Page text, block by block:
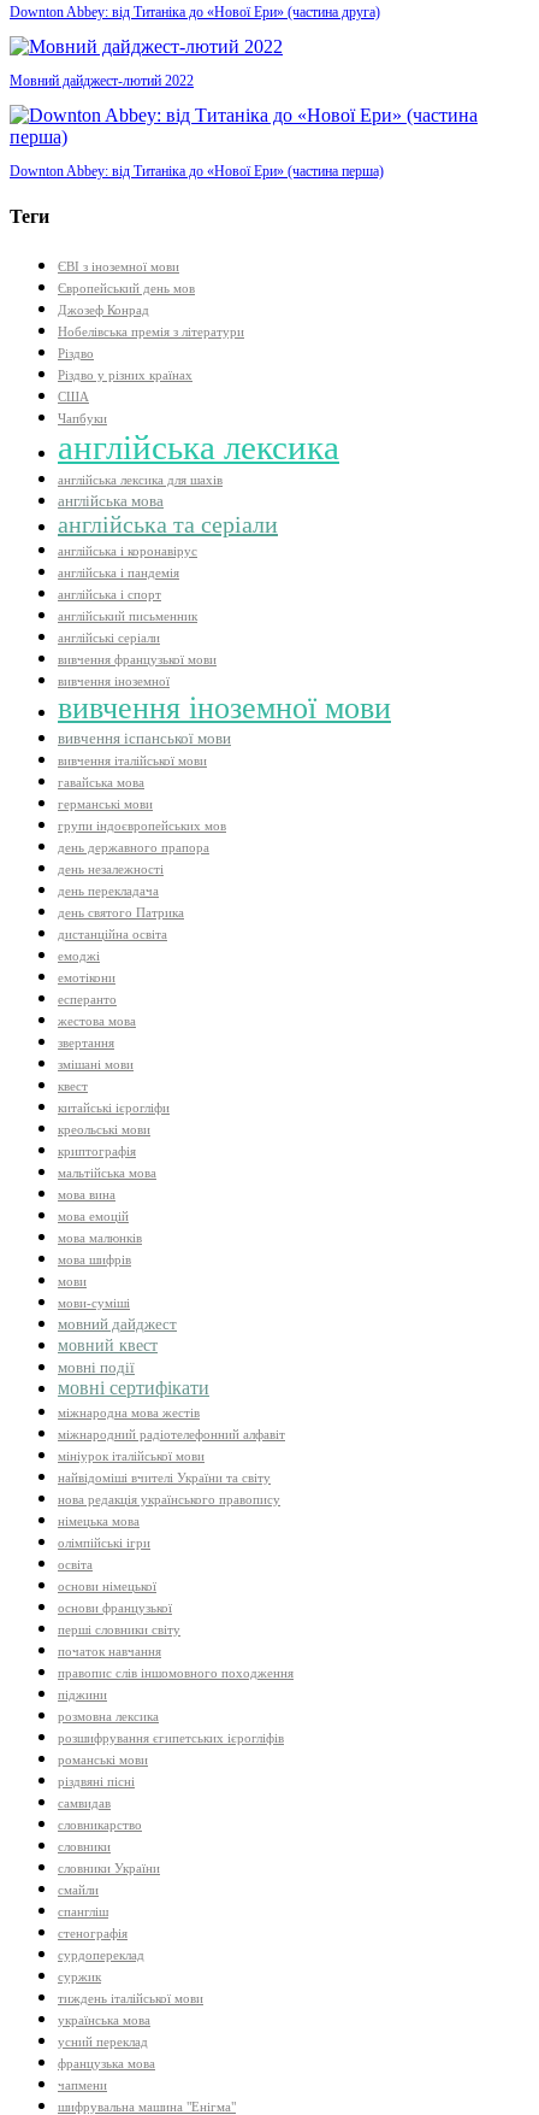
Downton Abbey: від Титаніка до «Нової Ери» (частина друга)
Мовний дайджест-лютий 2022
Downton Abbey: від Титаніка до «Нової Ери» (частина перша)
Теги
ЄВІ з іноземної мови
Європейський день мов
Джозеф Конрад
Нобелівська премія з літератури
Різдво
Різдво у різних країнах
США
Чапбуки
англійська лексика
англійська лексика для шахів
англійська мова
англійська та серіали
англійська і коронавірус
англійська і пандемія
англійська і спорт
англійський письменник
англійські серіали
вивчення французької мови
вивчення іноземної
вивчення іноземної мови
вивчення іспанської мови
вивчення італійської мови
гавайська мова
германські мови
групи індоєвропейських мов
день державного прапора
день незалежності
день перекладача
день святого Патрика
дистанційна освіта
емоджі
емотікони
есперанто
жестова мова
звертання
змішані мови
квест
китайські ієрогліфи
креольські мови
криптографія
мальтійська мова
мова вина
мова емоцій
мова малюнків
мова шифрів
мови
мови-суміші
мовний дайджест
мовний квест
мовні події
мовні сертифікати
міжнародна мова жестів
міжнародний радіотелефонний алфавіт
мініурок італійської мови
найвідоміші вчителі України та світу
нова редакція українського правопису
німецька мова
олімпійські ігри
освіта
основи німецької
основи французької
перші словники світу
початок навчання
правопис слів іншомовного походження
піджини
розмовна лексика
розшифрування єгипетських ієрогліфів
романські мови
різдвяні пісні
самвидав
словникарство
словники
словники України
смайли
спангліш
стенографія
сурдопереклад
суржик
тиждень італійської мови
українська мова
усний переклад
французька мова
чапмени
шифрувальна машина "Енігма"